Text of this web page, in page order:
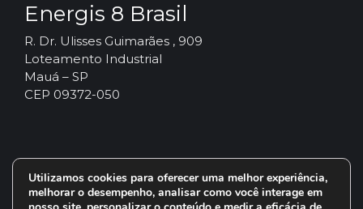
Energis 8 Brasil
R. Dr. Ulisses Guimarães , 909
Loteamento Industrial
Mauá – SP
CEP 09372-050
Utilizamos cookies para oferecer uma melhor experiência,
melhorar o desempenho, analisar como você interage em